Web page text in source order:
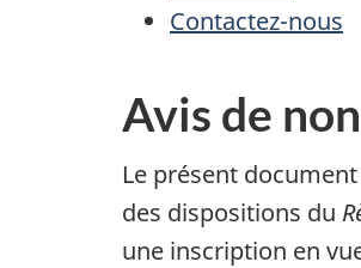
Contactez-nous
Avis de
Le présent
des dispositions du
une inscription en